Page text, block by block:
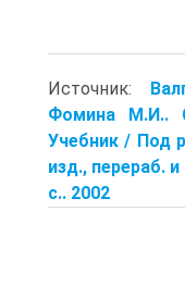
Источник:
Фомина М.И..
Учебник / Под
изд., перераб.
с.. 2002